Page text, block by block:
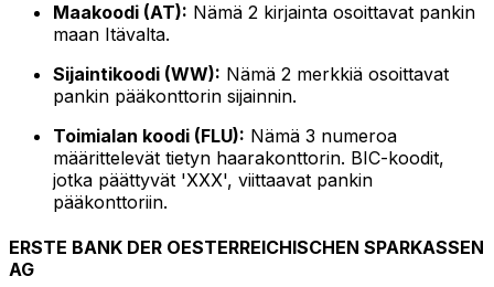
Maakoodi (AT): Nämä 2 kirjainta osoittavat pankin
maan Itävalta.
Sijaintikoodi (WW): Nämä 2 merkkiä osoittavat
pankin pääkonttorin sijainnin.
Toimialan koodi (FLU): Nämä 3 numeroa
määrittelevät tietyn haarakonttorin. BIC-koodit,
jotka päättyvät 'XXX', viittaavat pankin
pääkonttoriin.
ERSTE BANK DER OESTERREICHISCHEN SPARKASSEN
AG